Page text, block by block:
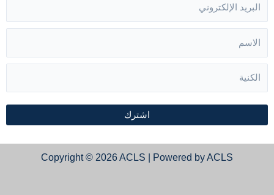
اشترك
Copyright © 2026 ACLS | Powered by ACLS